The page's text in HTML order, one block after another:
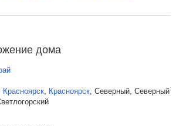
дома
Красноярск, Красноярск, Северный, Северный